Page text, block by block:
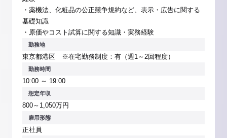
・薬機法、化粧品の公正競争規約など、表示・広告に関する
基礎知識
・原価やコスト試算に関する知識・実務経験
勤務地
東京都港区 ※在宅勤務制度：有（週1～2回程度）
勤務時間
10:00 ～ 19:00
想定年収
800～1,050万円
雇用形態
正社員